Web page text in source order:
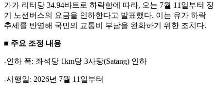
가가 리터당 34.94바트로 하락함에 따라, 오는 7월 11일부터 정
기 노선버스의 요금을 인하한다고 발표했다. 이는 유가 하락
추세를 반영해 국민의 교통비 부담을 완화하기 위한 조치다.
■ 주요 조정 내용
-인하 폭: 좌석당 1km당 3사탕(Satang) 인하
-시행일: 2026년 7월 11일부터